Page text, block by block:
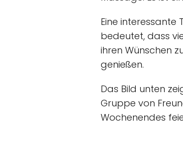
Eine interessante
bedeutet, dass
ihren Wünschen
genießen.
Das Bild unten
Gruppe von
Wochenendes